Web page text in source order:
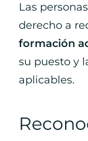
Las
derecho a
formación
su puesto y
aplicables.